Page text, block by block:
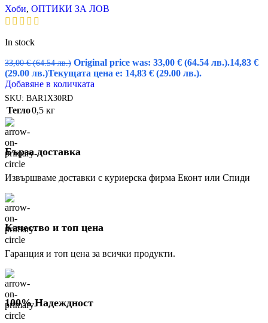
Хоби, ОПТИКИ ЗА ЛОВ
In stock
33,00€ (64.54 лв.) Original price was: 33,00 € (64.54 лв.).14,83 €
(29.00 лв.)Текущата цена е: 14,83 € (29.00 лв.).
Добавяне в количката
SKU: BAR1X30RD
Тегло0,5 кг
Бърза доставка
Извършваме доставки с куриерска фирма Еконт или Спиди
Качество и топ цена
Гаранция и топ цена за всички продукти.
100% Надеждност